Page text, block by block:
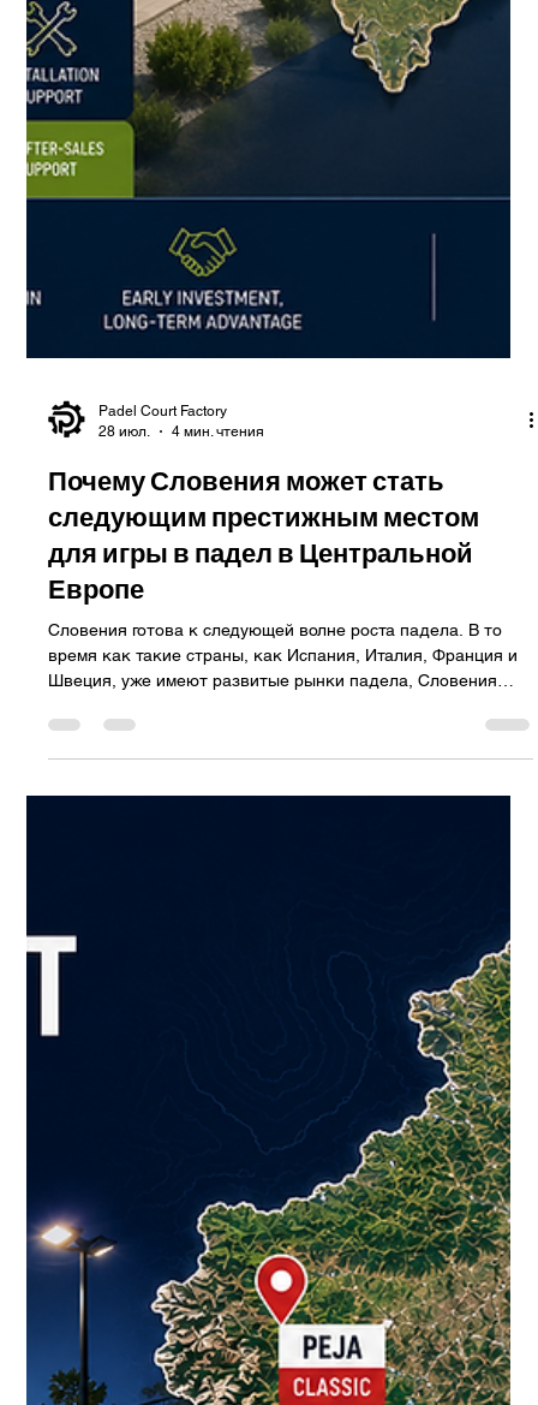
Padel Court Factory
Европе
Словения готова к следующей волне роста падела. В то
время как такие страны, как Испания, Италия, Франция и
Швеция, уже имеют развитые рынки падела, Словения
представляет собой одну из наиболее перспективных
возможностей в Центральной Европе для следующего
этапа развития этого вида спорта. Словения, известная
высоким качеством жизни, активной культурой отдыха на
природе и богатыми спортивными традициями,
предоставляет идеальные условия для размещения
первоклассных падель-клуб